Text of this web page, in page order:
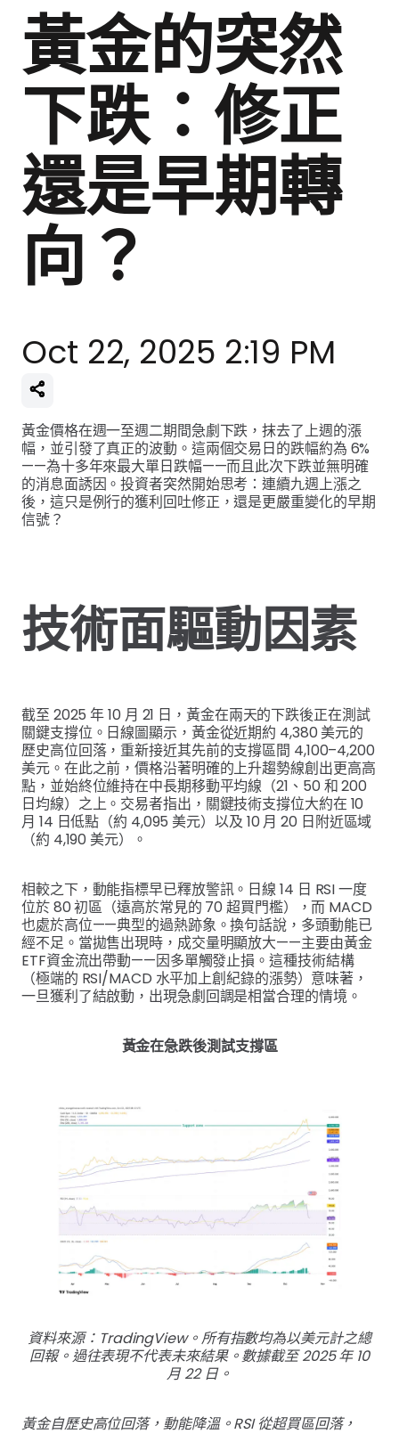
黃金的突然
下跌：修正
還是早期轉
向？
Oct 22, 2025 2:19 PM
黃金價格在週一至週二期間急劇下跌，抹去了上週的漲
幅，並引發了真正的波動。這兩個交易日的跌幅約為 6%
——為十多年來最大單日跌幅——而且此次下跌並無明確
的消息面誘因。投資者突然開始思考：連續九週上漲之
後，這只是例行的獲利回吐修正，還是更嚴重變化的早期
信號？
技術面驅動因素
截至 2025 年 10 月 21 日，黃金在兩天的下跌後正在測試
關鍵支撐位。日線圖顯示，黃金從近期約 4,380 美元的
歷史高位回落，重新接近其先前的支撐區間 4,100–4,200
美元。在此之前，價格沿著明確的上升趨勢線創出更高高
點，並始終位維持在中長期移動平均線（21、50 和 200
日均線）之上。交易者指出，關鍵技術支撐位大約在 10
月 14 日低點（約 4,095 美元）以及 10 月 20 日附近區域
（約 4,190 美元）。
相較之下，動能指標早已釋放警訊。日線 14 日 RSI 一度
位於 80 初區（遠高於常見的 70 超買門檻），而 MACD
也處於高位——典型的過熱跡象。換句話說，多頭動能已
經不足。當拋售出現時，成交量明顯放大——主要由黃金
ETF資金流出帶動——因多單觸發止損。這種技術結構
（極端的 RSI/MACD 水平加上創紀錄的漲勢）意味著，
一旦獲利了結啟動，出現急劇回調是相當合理的情境。
黃金在急跌後測試支撐區
資料來源：TradingView。所有指數均為以美元計之總
回報。過往表現不代表未來結果。數據截至 2025 年 10
月 22 日。
黃金自歷史高位回落，動能降溫。RSI 從超買區回落，